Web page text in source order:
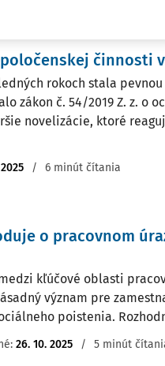
činnosti v
rokoch stala pevnou
zákon č. 54/2019 Z. z. o
novelizácie, ktoré
/ 6 minút čítania
o pracovnom
kľúčové oblasti
význam pre
poistenia.
26. 10. 2025 / 5 minút